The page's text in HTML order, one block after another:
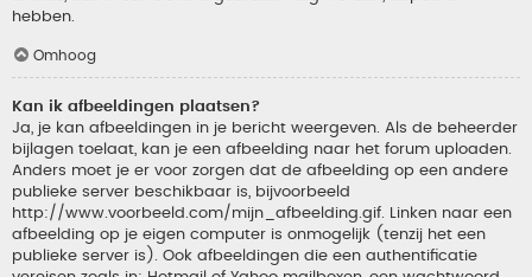
hebben.
Omhoog
Kan ik afbeeldingen plaatsen?
Ja, je kan afbeeldingen in je bericht weergeven. Als de beheerder
bijlagen toelaat, kan je een afbeelding naar het forum uploaden.
Anders moet je er voor zorgen dat de afbeelding op een andere
publieke server beschikbaar is, bijvoorbeeld
http://www.voorbeeld.com/mijn_afbeelding.gif. Linken naar een
afbeelding op je eigen computer is onmogelijk (tenzij het een
publieke server is). Ook afbeeldingen die een authentificatie